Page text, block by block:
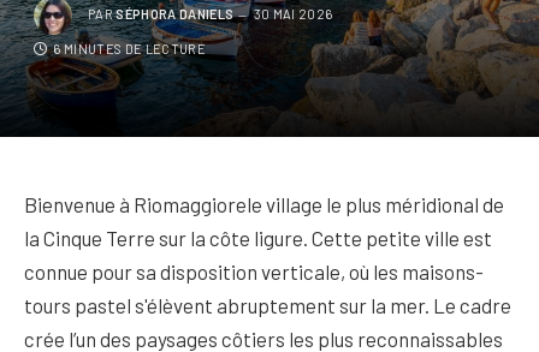
PARSÉPHORA DANIELS 30 MAI 2026
6 MINUTES DE LECTURE
Bienvenue à Riomaggiorele village le plus méridional de
la Cinque Terre sur la côte ligure. Cette petite ville est
connue pour sa disposition verticale, où les maisons-
tours pastel s'élèvent abruptement sur la mer. Le cadre
crée l’un des paysages côtiers les plus reconnaissables